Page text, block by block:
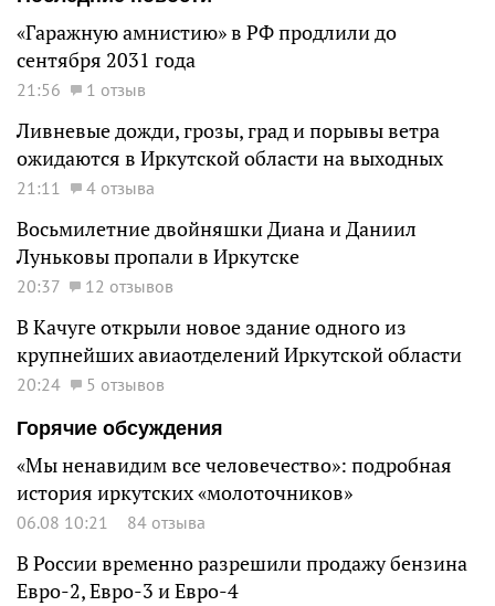
«Гаражную амнистию» в РФ продлили до
сентября 2031 года
21:56 1 отзыв
Ливневые дожди, грозы, град и порывы ветра
ожидаются в Иркутской области на выходных
21:11 4 отзыва
Восьмилетние двойняшки Диана и Даниил
Луньковы пропали в Иркутске
20:37 12 отзывов
В Качуге открыли новое здание одного из
крупнейших авиаотделений Иркутской области
20:24
5 отзывов
Горячие обсуждения
«Мы ненавидим все человечество»: подробная
история иркутских «молоточников»
06.08 10:21 84 отзыва
В России временно разрешили продажу бензина
Евро-2, Евро-3 и Евро-4